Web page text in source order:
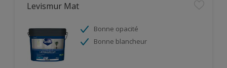
Levismur Mat
Bonne opacité
Bonne blancheur